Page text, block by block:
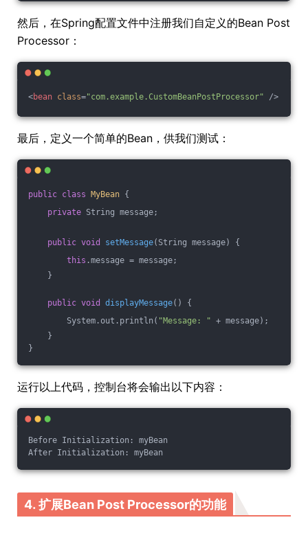
然后，在Spring配置文件中注册我们自定义的Bean Post
Processor：
<bean class="com.example.CustomBeanPostProcessor" />
最后，定义一个简单的Bean，供我们测试：
public class MyBean {
private String message;
public void setMessage(String message)
{
this .message = message;
}
public void displayMessage()
{
System.out.println( "Message: " + message);
}
}
运行以上代码，控制台将会输出以下内容：
Before Initialization: myBean
After Initialization: myBean
4. 扩展Bean Post Processor的功能